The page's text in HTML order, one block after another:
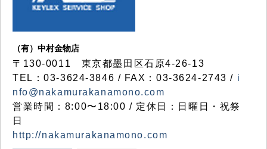
（有）中村金物店
〒130-0011 東京都墨田区石原4-26-13
TEL：03-3624-3846 / FAX：03-3624-2743 / i
nfo@nakamurakanamono.com
営業時間：8:00〜18:00 / 定休日：日曜日・祝祭
日
http://nakamurakanamono.com